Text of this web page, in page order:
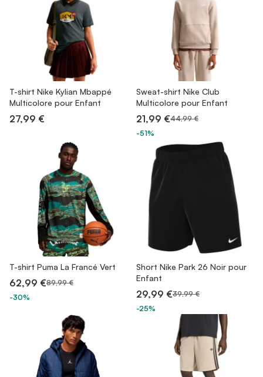
T-shirt Nike Kylian Mbappé
Multicolore pour Enfant
27,99 €
Sweat-shirt Nike Club
Multicolore pour Enfant
21,99 €44,99 €
-51%
T-shirt Puma La Francé Vert
62,99 €89,99 €
-30%
Short Nike Park 26 Noir pour
Enfant
29,99 €39,99 €
-25%